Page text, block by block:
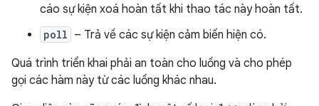
cáo sự kiện xoá hoàn tất khi thao tác này hoàn tất.
poll – Trả về các sự kiện cảm biến hiện có.
Quá trình triển khai phải an toàn cho luồng và cho phép
gọi các hàm này từ các luồng khác nhau.